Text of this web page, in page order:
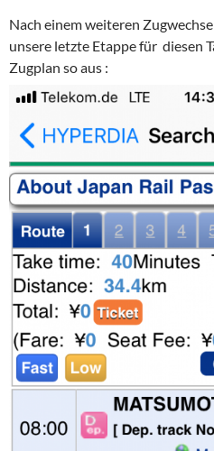
Nach einem weiteren
unsere letzte Etappe für diesen
Zugplan so aus :